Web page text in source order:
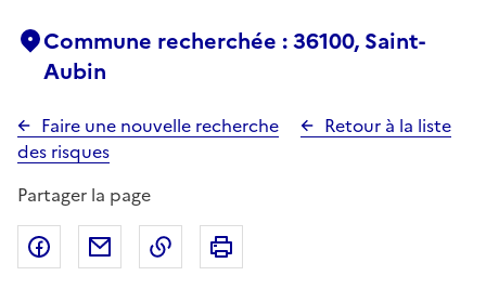
Commune recherchée : 36100, Saint-
Aubin
Faire une nouvelle recherche
Retour à la liste
des risques
Partager la page
Partager sur Facebook
Partager par emailCopier dans le presse-papier